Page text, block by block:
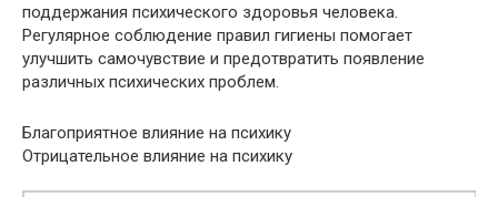
поддержания психического здоровья человека.
Регулярное соблюдение правил гигиены помогает
улучшить самочувствие и предотвратить появление
различных психических проблем.
Благоприятное влияние на психику
Отрицательное влияние на психику